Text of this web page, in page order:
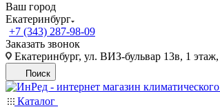
Ваш город
Екатеринбург
+7 (343) 287-98-09
Заказать звонок
Екатеринбург, ул. ВИЗ-бульвар 13в, 1
Поиск
Каталог